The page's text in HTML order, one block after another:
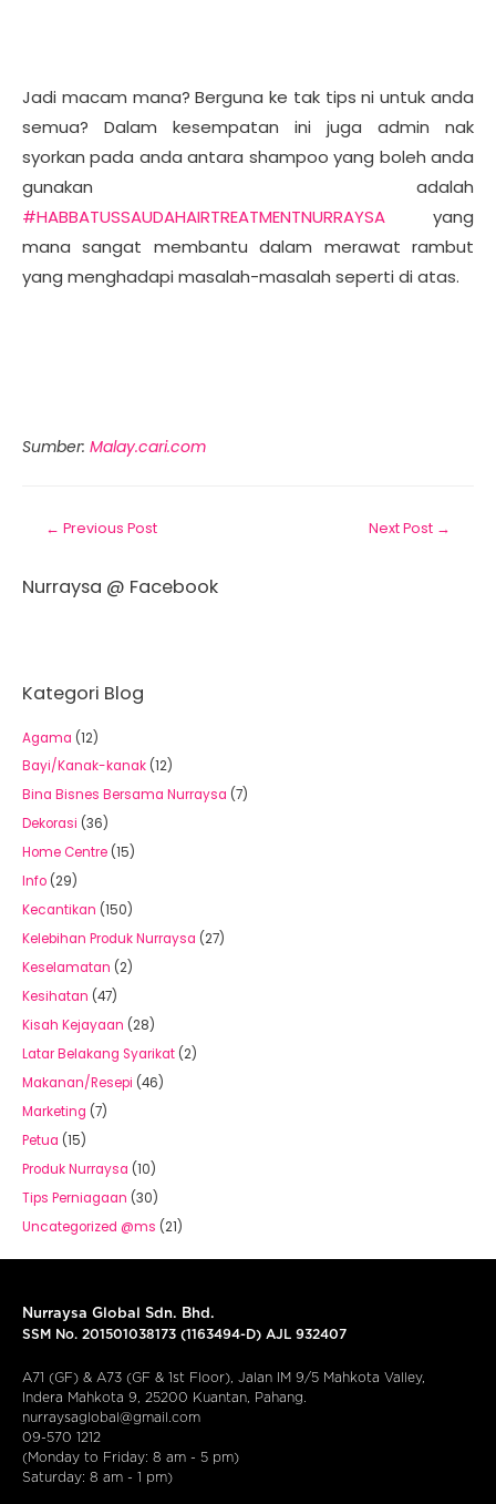
Jadi macam mana? Berguna ke tak tips ni untuk anda
semua? Dalam kesempatan ini juga admin nak
syorkan pada anda antara shampoo yang boleh anda
gunakan adalah
#HABBATUSSAUDAHAIRTREATMENTNURRAYSA yang
mana sangat membantu dalam merawat rambut
yang menghadapi masalah-masalah seperti di atas.
Sumber: Malay.cari.com
← Previous Post Next Post →
Nurraysa @ Facebook
Kategori Blog
Agama (12)
Bayi/Kanak-kanak (12)
Bina Bisnes Bersama Nurraysa (7)
Dekorasi (36)
Home Centre (15)
Info (29)
Kecantikan (150)
Kelebihan Produk Nurraysa (27)
Keselamatan (2)
Kesihatan (47)
Kisah Kejayaan (28)
Latar Belakang Syarikat (2)
Makanan/Resepi (46)
Marketing (7)
Petua (15)
Produk Nurraysa (10)
Tips Perniagaan (30)
Uncategorized @ms (21)
Nurraysa Global Sdn. Bhd.
SSM No. 201501038173 (1163494-D) AJL 932407
A71 (GF) & A73 (GF & 1st Floor), Jalan IM 9/5 Mahkota Valley,
Indera Mahkota 9, 25200 Kuantan, Pahang.
nurraysaglobal@gmail.com
09-570 1212
(Monday to Friday: 8 am - 5 pm)
Saturday: 8 am - 1 pm)